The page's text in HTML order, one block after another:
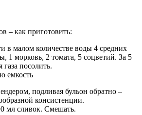
– как приготовить:
в малом количестве воды 4 средних
1 морковь, 2 томата, 5 соцветий. За 5
посолить.
емкость
подливая бульон обратно –
консистенции.
мл сливок. Смешать.